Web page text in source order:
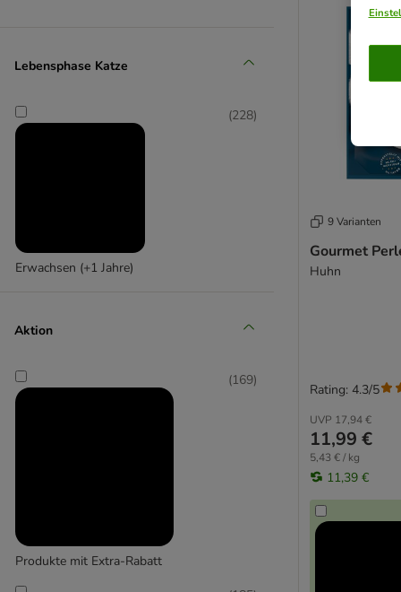
Purizon
Royal Canin
4Vets
Advance Veterinary Diets
beaphar Spezialdiät
Cat Chow
Catit Nassfutter
Lebensphase Katze
Erwachsen (+1 Jahre)
(228)
Aktion
Produkte mit Extra-Rabatt
(169)
9 Varianten
Gourmet
Huhn
UVP 17,94 €
11,99 €
5,43 € / kg
11,39 €
Rating: 4.3/5